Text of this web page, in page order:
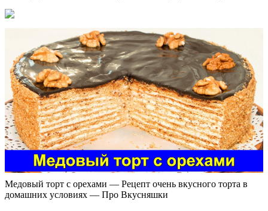
Медовый торт с орехами — Рецепт очень вкусного торта в
домашних условиях — Про Вкусняшки